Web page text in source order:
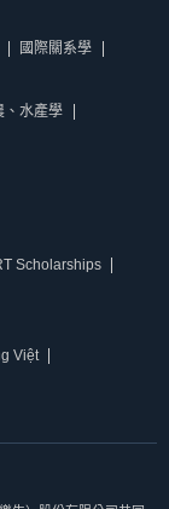
國際關系學
、水產學
Scholarships
Việt